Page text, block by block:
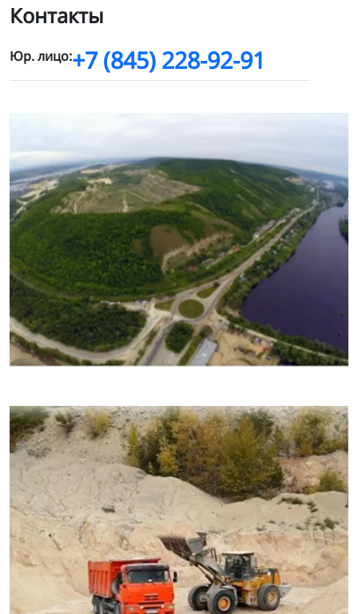
Контакты
Юр. лицо:+7 (845) 228-92-91